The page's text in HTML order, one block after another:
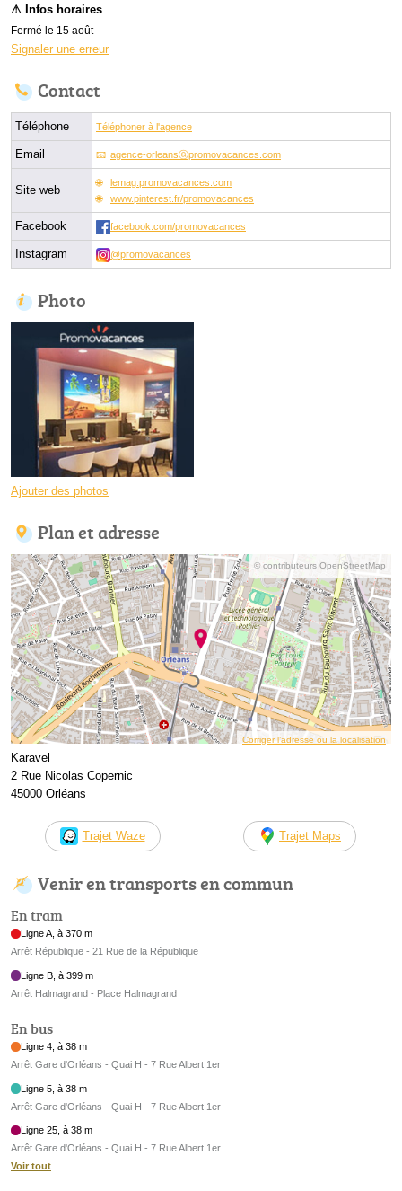
Fermé le 15 août
Signaler une erreur
Contact
Téléphone Téléphoner à l'agence
Email agence-orleansⓐpromovacances.com
Site web
lemag.promovacances.com
www.pinterest.fr/promovacances
Facebook facebook.com/promovacances
Instagram @promovacances
Photo
Ajouter des photos
Plan et adresse
© contributeurs OpenStreetMap
Corriger l’adresse ou la localisation
Karavel
2 Rue Nicolas Copernic
45000 Orléans
Trajet Waze Trajet Maps
Venir en transports en commun
En tram
Ligne A, à 370 m
Arrêt République - 21 Rue de la République
Ligne B, à 399 m
Arrêt Halmagrand - Place Halmagrand
En bus
Ligne 4, à 38 m
Arrêt Gare d'Orléans - Quai H - 7 Rue Albert 1er
Ligne 5, à 38 m
Arrêt Gare d'Orléans - Quai H - 7 Rue Albert 1er
Ligne 25, à 38 m
Arrêt Gare d'Orléans - Quai H - 7 Rue Albert 1er
Voir tout